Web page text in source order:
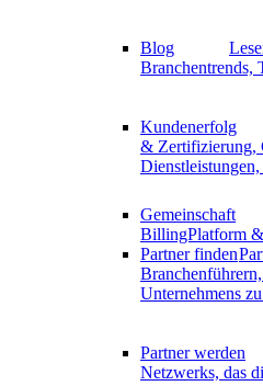
Blog
Branchentrends,
Kundenerfolg
& Zertifizierung,
Gemeinschaft
BillingPlatform
Partner finden
Unternehmens
Partner werden
Netzwerks, das